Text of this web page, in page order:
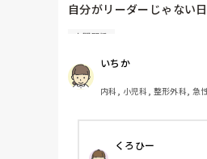
自分がリーダーじゃない
リーダー嫌と口では言う
イライラされるほうが嫌
はー
人間関係
いちか
内科, 小児科, 整形外科, 急
くろひー